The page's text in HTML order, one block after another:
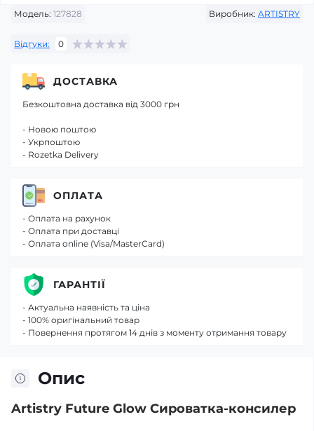
Модель: 127828 Виробник: ARTISTRY
Відгуки: 0
Опис
Artistry Future Glow Сироватка-консилер
ДОСТАВКА
Безкоштовна доставка від 3000 грн
- Новою поштою
- Укрпоштою
- Rozetka Delivery
ОПЛАТА
- Оплата на рахунок
- Оплата при доставці
- Оплата online (Visa/MasterCard)
ГАРАНТІЇ
- Актуальна наявність та ціна
- 100% оригінальний товар
- Повернення протягом 14 днів з моменту отримання товару